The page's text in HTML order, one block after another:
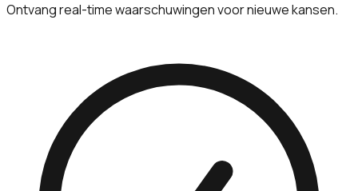
Ontvang real-time waarschuwingen voor nieuwe kansen.